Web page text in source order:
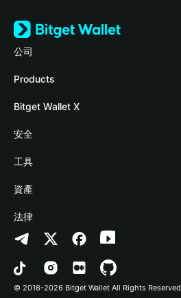
公司
關於 Bitget Wallet
部落格
學院
加密資訊
幫助中心
‌聯繫我們
品牌資源
工作機會
Products
Crypto Card
Stablecoin Earn
Payfi Crypto
Crypto Swap API
Altcoin Season Index
Prediction Markets
DApp
Bitget Wallet X
開發者文件
連接錢包
Bitget Wallet Pay
合作上架
安全
風險保障基金
安全防護技術
工具
快捷買幣
授權檢測
合約檢測
批次轉帳
資產
Arbitrum
Avalanche
Bitcoin
法律
隱私協議
用戶使用協議
© 2018-2026 Bitget Wallet All Rights Reserved